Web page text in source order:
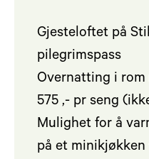
Gjesteloftet på
pilegrimspass
Overnatting i rom
575 ,- pr seng
Mulighet for å
på et